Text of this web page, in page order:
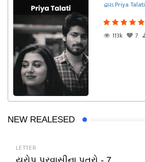
દ્વારા Priya Talati
113k
7
NEW REALESED
LETTER